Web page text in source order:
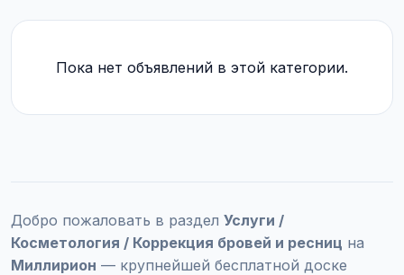
Пока нет объявлений в этой категории.
Добро пожаловать в раздел Услуги /
Косметология / Коррекция бровей и ресниц на
Миллирион — крупнейшей бесплатной доске